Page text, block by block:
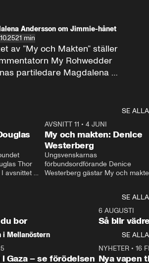
Andersson om Jimmie-hånet
21 min
av ”My och Makten” ställer
My Rohwedder
partiledare Magdalena
SE ALLA
Thor
avsnittet
AVSNITT 11 • 4 JUNI
My och makten: Denice
Westerberg
Ungsvenskarnas
förbundsordförande Denice
Westerberg gästar My och
SE ALLA
bor
6 AUGUSTI
Så blir
i Mellanöstern
SE ALLA
Gaza – se förödelsen
NYHETER• 16
Nya vapen